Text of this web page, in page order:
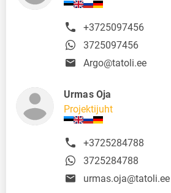
+3725097456
3725097456
Argo@tatoli.ee
Urmas Oja
Projektijuht
+3725284788
3725284788
urmas.oja@tatoli.ee